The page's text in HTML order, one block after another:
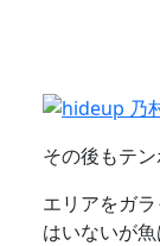
その後もテ
エリアをガ
はいないが